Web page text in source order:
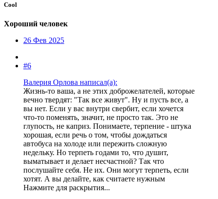
Cool
Хороший человек
26 Фев 2025
#6
Валерия Орлова написал(а):
Жизнь-то ваша, а не этих доброжелателей, которые
вечно твердят: "Так все живут". Ну и пусть все, а
вы нет. Если у вас внутри свербит, если хочется
что-то поменять, значит, не просто так. Это не
глупость, не каприз. Понимаете, терпение - штука
хорошая, если речь о том, чтобы дождаться
автобуса на холоде или пережить сложную
недельку. Но терпеть годами то, что душит,
выматывает и делает несчастной? Так что
послушайте себя. Не их. Они могут терпеть, если
хотят. А вы делайте, как считаете нужным
Нажмите для раскрытия...